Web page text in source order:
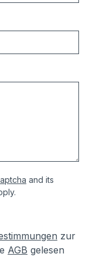
and its
zur
AGB gelesen